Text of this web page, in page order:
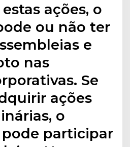
ações, o
ou não ter
e
nas
Se
ações
o
participar